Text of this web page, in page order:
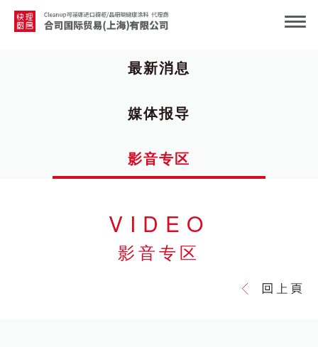
最新消息
媒体报导
影音专区
VIDEO
影音专区